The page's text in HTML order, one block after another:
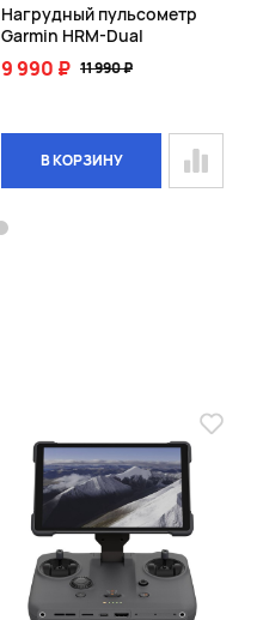
Нагрудный пульсометр
Garmin HRM-Dual
9 990 ₽ 11 990 ₽
В КОРЗИНУ